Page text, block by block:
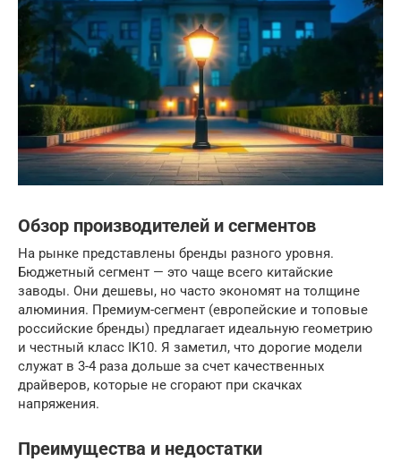
Обзор производителей и сегментов
На рынке представлены бренды разного уровня.
Бюджетный сегмент — это чаще всего китайские
заводы. Они дешевы, но часто экономят на толщине
алюминия. Премиум-сегмент (европейские и топовые
российские бренды) предлагает идеальную геометрию
и честный класс IK10. Я заметил, что дорогие модели
служат в 3-4 раза дольше за счет качественных
драйверов, которые не сгорают при скачках
напряжения.
Преимущества и недостатки